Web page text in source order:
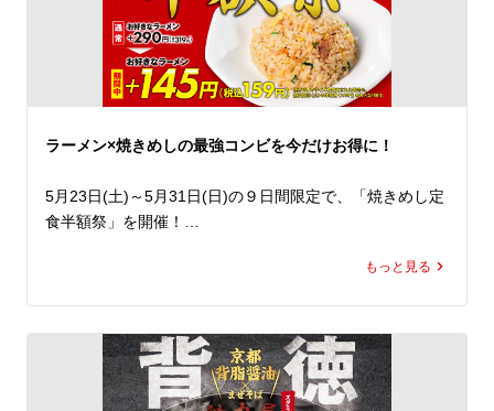
さらに、たっぷりのもやしに、からしマヨネーズ、紅しょ
うが、揚げ玉を加えることで、最後まで飽きずに楽しめる
味わいに。
中太ちぢれ麺に特製だれがしっかり絡み、食べ始めたら箸
総重量約700gの圧倒的ボリュームでありながら、暑い日
うまねぎやチューシューをトッピングして、自分好みにさ
らにがっつり楽しむのもおすすめです。
ディナーでもパワーチャージしてください！
ラーメン×焼きめしの最強コンビを今だけお得に！
5月23日(土)～5月31日(日)の９日間限定で、「焼きめし定
食半額祭」を開催！
をご提示いただくと、焼きめし(小)定食の定食分が半額の
魁力屋こだわりのかえし(醤油ダレ)を使用し、超強火で一
つひとつ丁寧に炒める焼きめしは、香ばしさと鍋を振る音
が食欲を刺激する自慢の一品。
もっと見る